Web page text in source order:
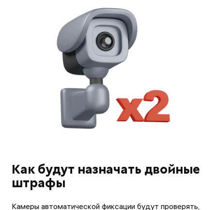
Как будут назначать двойные
штрафы
Камеры автоматической фиксации будут проверять,